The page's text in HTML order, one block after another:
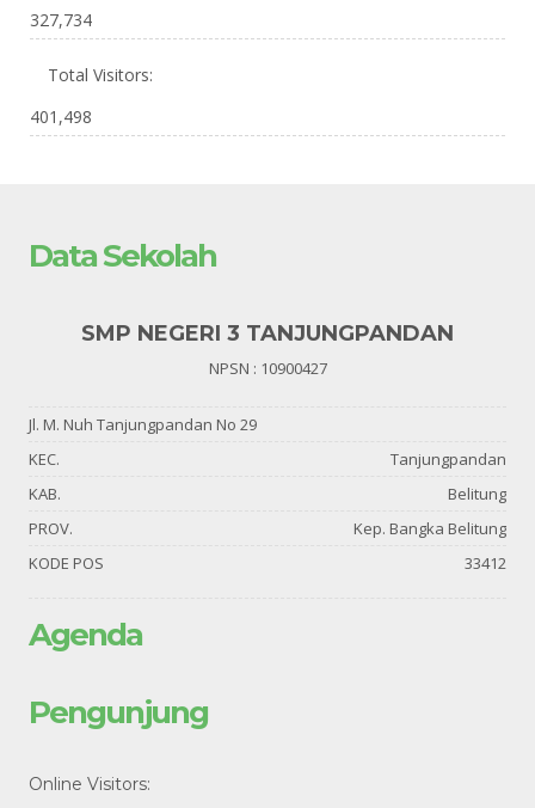
327,734
Total Visitors:
401,498
Data Sekolah
SMP NEGERI 3 TANJUNGPANDAN
NPSN : 10900427
Jl. M. Nuh Tanjungpandan No 29
KEC.
Tanjungpandan
KAB.
Belitung
PROV.
Kep. Bangka Belitung
KODE POS
33412
Agenda
Pengunjung
Online Visitors: